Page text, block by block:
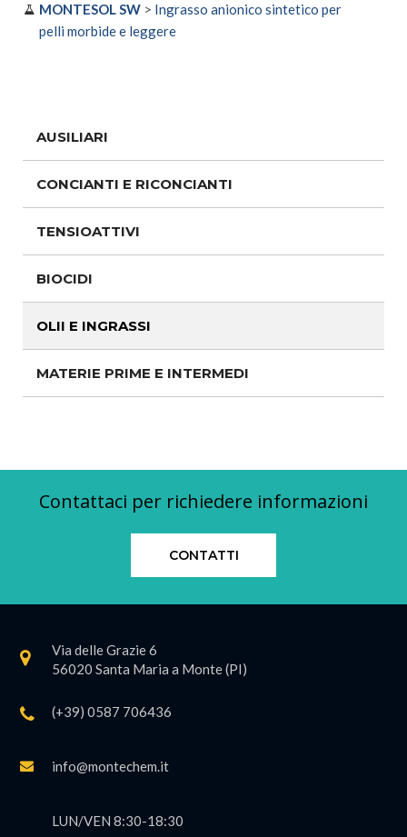
MONTESOL SW > Ingrasso anionico sintetico per
pelli morbide e leggere
AUSILIARI
CONCIANTI E RICONCIANTI
TENSIOATTIVI
BIOCIDI
OLII E INGRASSI
MATERIE PRIME E INTERMEDI
Contattaci per richiedere informazioni
CONTATTI
Via delle Grazie 6
56020 Santa Maria a Monte (PI)
(+39) 0587 706436
info@montechem.it
LUN/VEN 8:30-18:30